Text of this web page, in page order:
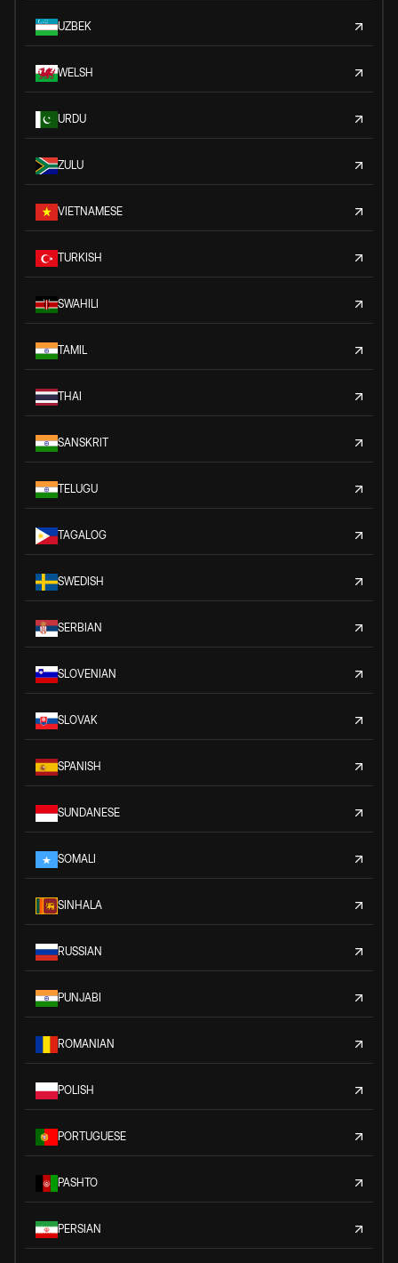
UZBEK
WELSH
URDU
ZULU
VIETNAMESE
TURKISH
SWAHILI
TAMIL
THAI
SANSKRIT
TELUGU
TAGALOG
SWEDISH
SERBIAN
SLOVENIAN
SLOVAK
SPANISH
SUNDANESE
SOMALI
SINHALA
RUSSIAN
PUNJABI
ROMANIAN
POLISH
PORTUGUESE
PASHTO
PERSIAN